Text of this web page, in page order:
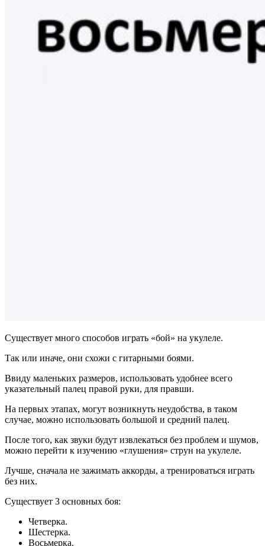
Существует много способов играть «бой» на укулеле.
Так или иначе, они схожи с гитарными боями.
Ввиду маленьких размеров, использовать удобнее всего
указательный палец правой руки, для правши.
На первых этапах, могут возникнуть неудобства, в таком
случае, можно использовать большой и средний палец.
После того, как звуки будут извлекаться без проблем и шумов,
можно перейти к изучению «глушения» струн на укулеле.
Лучше, сначала не зажимать аккорды, а тренироваться играть
без них.
Существует 3 основных боя:
Четверка.
Шестерка.
Восьмерка.